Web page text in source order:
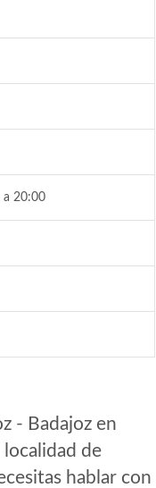
a 20:00
- Badajoz en
localidad de
hablar con